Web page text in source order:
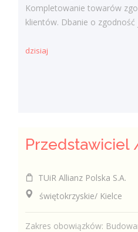
Kompletowanie towarów
klientów. Dbanie o
dzisiaj
TUiR Allianz Polska S.A.
świętokrzyskie/ Kielce
Zakres obowiązków: